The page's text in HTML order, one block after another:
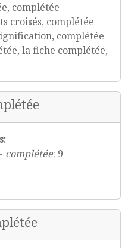
complétée
croisés, complétée
complétée
la fiche complétée,
complétée: 9